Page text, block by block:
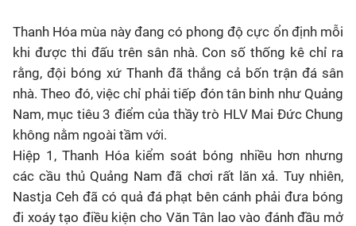
Thể thao Điện tử
Các môn khác
VIDEO
Bên lề
Thanh Hóa mùa này đang có phong độ cực ổn định mỗi
khi được thi đấu trên sân nhà. Con số thống kê chỉ ra
rằng, đội bóng xứ Thanh đã thắng cả bốn trận đá sân
nhà. Theo đó, việc chỉ phải tiếp đón tân binh như Quảng
Nam, mục tiêu 3 điểm của thầy trò HLV Mai Đức Chung
không nằm ngoài tầm với.
Hiệp 1, Thanh Hóa kiểm soát bóng nhiều hơn nhưng
các cầu thủ Quảng Nam đã chơi rất lăn xả. Tuy nhiên,
Nastja Ceh đã có quả đá phạt bên cánh phải đưa bóng
đi xoáy tạo điều kiện cho Văn Tân lao vào đánh đầu mở